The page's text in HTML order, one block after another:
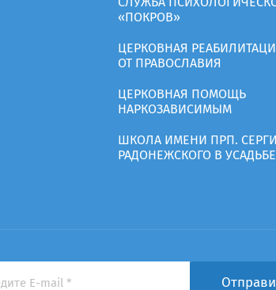
«ПОКРОВ»
ЦЕРКОВНАЯ
ОТ ПРАВОСЛАВИЯ
ЦЕРКОВНАЯ ПОМОЩЬ
НАРКОЗАВИСИМЫМ
ШКОЛА ИМЕНИ ПРП.
РАДОНЕЖСКОГО В